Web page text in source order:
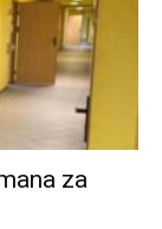
za